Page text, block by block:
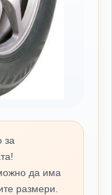
за
да има
размери.